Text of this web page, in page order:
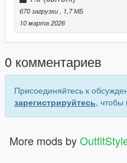
670 загрузки
, 1,7 МБ
10 марта 2026
0 комментариев
Присоединяйтесь к
зарегистрируйтесь, чтобы
More mods by